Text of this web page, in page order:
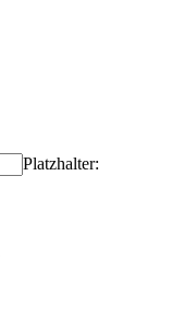
Platzhalter: